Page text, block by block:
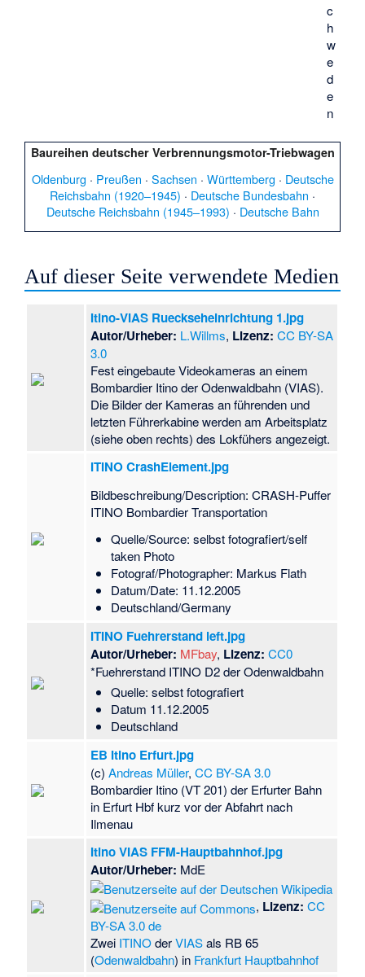
c
h
w
e
d
e
n
Baureihen deutscher Verbrennungsmotor-Triebwagen
Oldenburg · Preußen · Sachsen · Württemberg · Deutsche
Reichsbahn (1920–1945) · Deutsche Bundesbahn ·
Deutsche Reichsbahn (1945–1993) · Deutsche Bahn
Auf dieser Seite verwendete Medien
Itino-VIAS Rueckseheinrichtung 1.jpg
Autor/Urheber: L.Willms, Lizenz: CC BY-SA
3.0
Fest eingebaute Videokameras an einem
Bombardier Itino der Odenwaldbahn (VIAS).
Die Bilder der Kameras an führenden und
letzten Führerkabine werden am Arbeitsplatz
(siehe oben rechts) des Lokfühers angezeigt.
ITINO CrashElement.jpg
Bildbeschreibung/Description: CRASH-Puffer
ITINO Bombardier Transportation
Quelle/Source: selbst fotografiert/self
taken Photo
Fotograf/Photographer: Markus Flath
Datum/Date: 11.12.2005
Deutschland/Germany
ITINO Fuehrerstand left.jpg
Autor/Urheber: MFbay, Lizenz: CC0
*Fuehrerstand ITINO D2 der Odenwaldbahn
Quelle: selbst fotografiert
Datum 11.12.2005
Deutschland
EB Itino Erfurt.jpg
(c)Andreas Müller,CC BY-SA 3.0
Bombardier Itino (VT 201) der Erfurter Bahn
in Erfurt Hbf kurz vor der Abfahrt nach
Ilmenau
Itino VIAS FFM-Hauptbahnhof.jpg
Autor/Urheber: MdE
, Lizenz: CC
BY-SA 3.0 de
Zwei ITINOderVIASals RB 65
(Odenwaldbahn) in Frankfurt Hauptbahnhof